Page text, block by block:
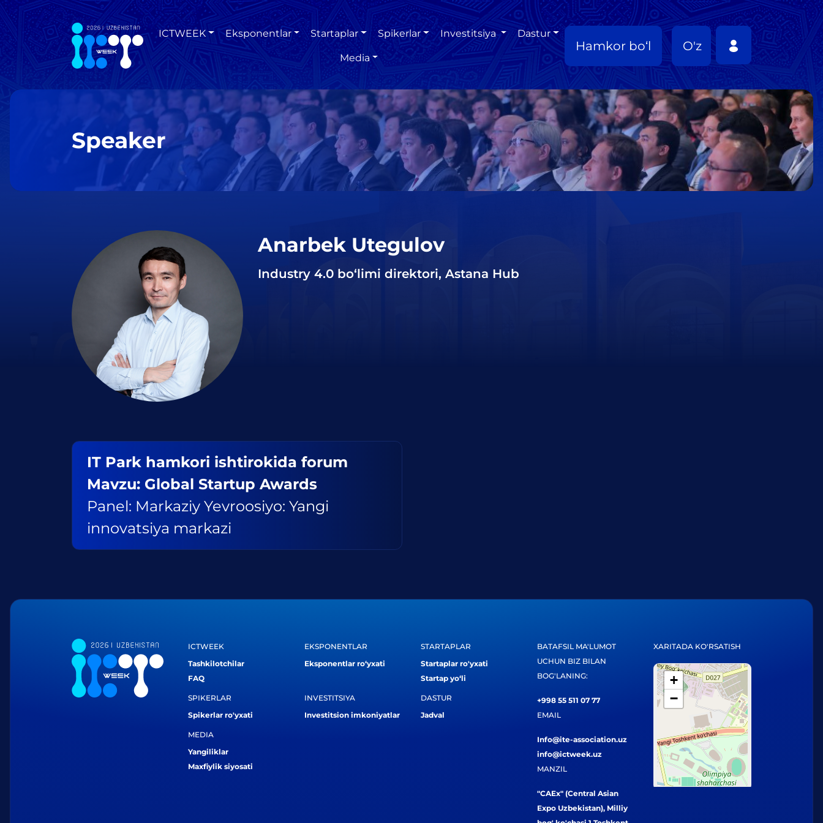
ICTWEEK Eksponentlar Startaplar Spikerlar Investitsiya Dastur
Media
Hamkor bo‘l O'z
Speaker
Anarbek Utegulov
Industry 4.0 bo‘limi direktori, Astana Hub
IT Park hamkori ishtirokida forum
Mavzu: Global Startup Awards
Panel: Markaziy Yevroosiyo: Yangi
innovatsiya markazi
ICTWEEK
Tashkilotchilar
FAQ
EKSPONENTLAR
Eksponentlar ro‘yxati
STARTAPLAR
Startaplar ro'yxati
Startap yo‘li
SPIKERLAR
Spikerlar ro'yxati
INVESTITSIYA
Investitsion imkoniyatlar
DASTUR
Jadval
MEDIA
Yangiliklar
Maxfiylik siyosati
BATAFSIL MA'LUMOT
UCHUN BIZ BILAN
BOG'LANING:
+998 55 511 07 77
EMAIL
Info@ite-association.uz
info@ictweek.uz
MANZIL
"CAEx" (Central Asian
Expo Uzbekistan), Milliy
XARITADA KO'RSATISH
+
−